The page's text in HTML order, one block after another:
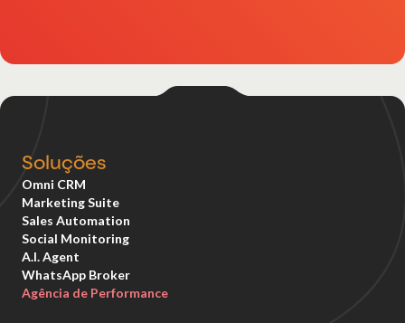
Soluções
Omni CRM
Marketing Suite
Sales Automation
Social Monitoring
A.I. Agent
WhatsApp Broker
Agência de Performance